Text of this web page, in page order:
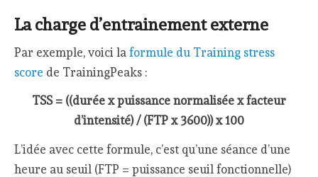
La charge d’entrainement externe
Par exemple, voici laformule du Training stress
score de TrainingPeaks :
TSS = ((durée x puissance normalisée x facteur
d’intensité) / (FTP x 3600)) x 100
L’idée avec cette formule, c’est qu’une séance d’une
heure au seuil (FTP = puissance seuil fonctionnelle)